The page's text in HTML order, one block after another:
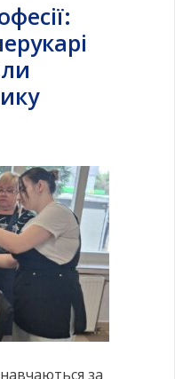
навчаються за